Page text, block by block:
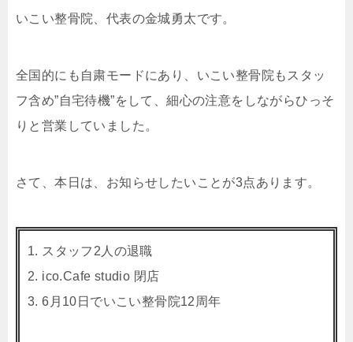
いこい整骨院、代表の金城勇太です。
全国的にも自粛モードにあり、いこい整骨院もスタッ
フ含め”自宅待機”をして、細心の注意をしながらひっそ
りと営業していました。
さて、本日は、お知らせしたいことが3点あります。
1. スタッフ2人の退職
2. ico.Cafe studio 閉店
3. 6月10日でいこい整骨院12周年